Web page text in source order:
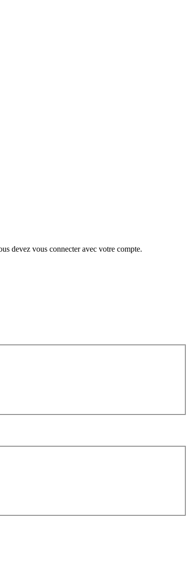
devez vous connecter avec votre compte.